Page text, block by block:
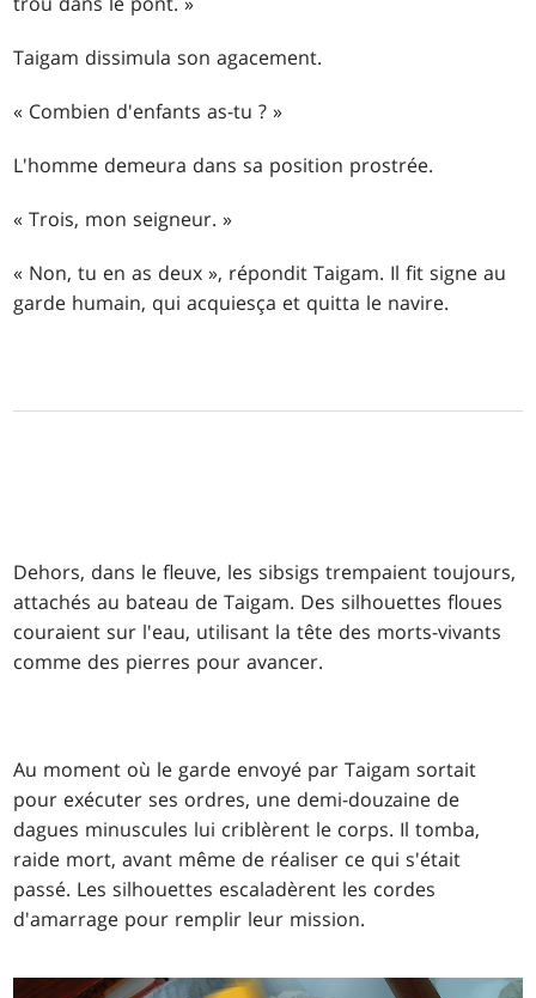
Taigam dissimula son agacement.
« Combien d'enfants as-tu ? »
L'homme demeura dans sa position prostrée.
« Trois, mon seigneur. »
« Non, tu en as deux », répondit Taigam. Il fit signe au
garde humain, qui acquiesça et quitta le navire.
Dehors, dans le fleuve, les sibsigs trempaient toujours,
attachés au bateau de Taigam. Des silhouettes floues
couraient sur l'eau, utilisant la tête des morts-vivants
comme des pierres pour avancer.
Au moment où le garde envoyé par Taigam sortait
pour exécuter ses ordres, une demi-douzaine de
dagues minuscules lui criblèrent le corps. Il tomba,
raide mort, avant même de réaliser ce qui s'était
passé. Les silhouettes escaladèrent les cordes
d'amarrage pour remplir leur mission.